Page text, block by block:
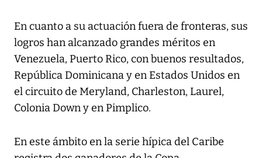
En cuanto a su actuación fuera de fronteras, sus
logros han alcanzado grandes méritos en
Venezuela, Puerto Rico, con buenos resultados,
República Dominicana y en Estados Unidos en
el circuito de Meryland, Charleston, Laurel,
Colonia Down y en Pimplico.
En este ámbito en la serie hípica del Caribe